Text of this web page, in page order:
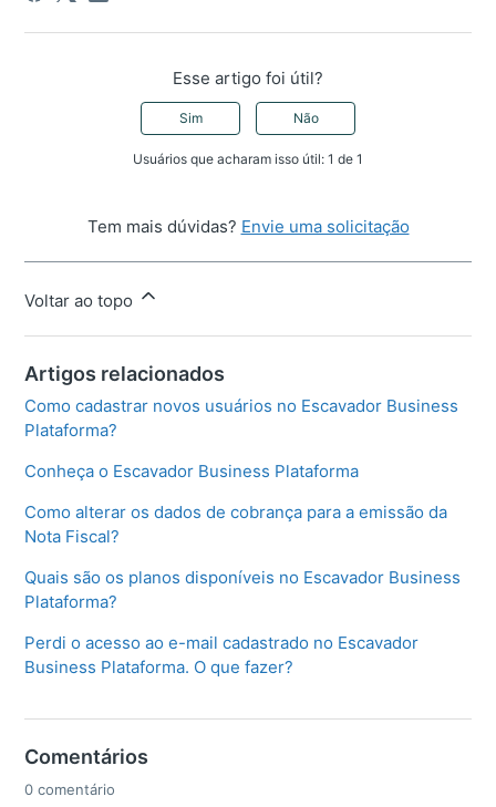
Esse artigo foi útil?
Sim Não
Usuários que acharam isso útil: 1 de 1
Tem mais dúvidas? Envie uma solicitação
Voltar ao topo
Artigos relacionados
Como cadastrar novos usuários no Escavador Business
Plataforma?
Conheça o Escavador Business Plataforma
Como alterar os dados de cobrança para a emissão da
Nota Fiscal?
Quais são os planos disponíveis no Escavador Business
Plataforma?
Perdi o acesso ao e-mail cadastrado no Escavador
Business Plataforma. O que fazer?
Comentários
0 comentário